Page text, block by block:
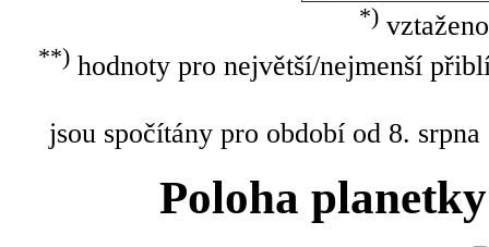
*)
**)hodnoty pro největší/nejmenší
jsou spočítány pro období od 8.
Poloha